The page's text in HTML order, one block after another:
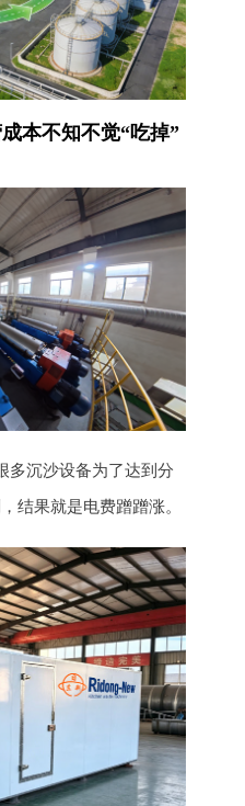
本不知不觉“吃掉”
多沉沙设备为了达到分
结果就是电费蹭蹭涨。